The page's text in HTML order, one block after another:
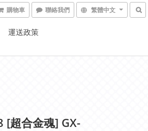
購物車 聯絡我們 繁體中文
運送政策
[超合金魂] GX-